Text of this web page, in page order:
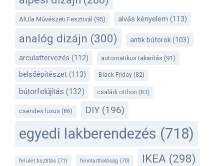
AlUla Művészeti Fesztivál (95) alvás kényelem (113)
analóg dizájn (300) antik bútorok(103)
arculattervezés (112) automatikus takarítás (91)
belsőépítészet (113) Black Friday (82)
bútorfelújítás (132) családi otthon (83)
csendes luxus (86) DIY (196)
egyedi lakberendezés (718)
felület tisztítás (71) fenntarthatóság (70) IKEA (298)